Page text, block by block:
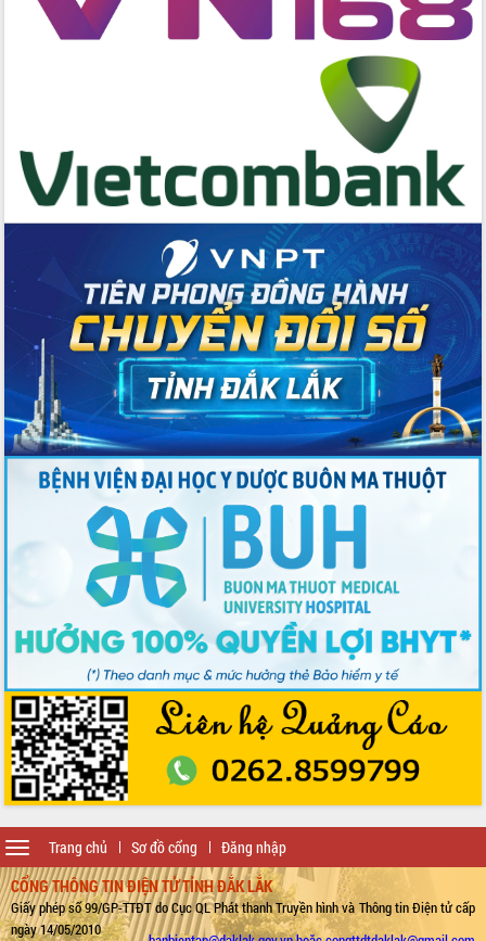
Trang chủ Sơ đồ cổng Đăng nhập
Toggle
navigation
CỔNG THÔNG TIN ĐIỆN TỬ TỈNH ĐẮK LẮK
Giấy phép số 99/GP-TTĐT do Cục QL Phát thanh Truyền hình và Thông tin Điện tử cấp
ngày 14/05/2010